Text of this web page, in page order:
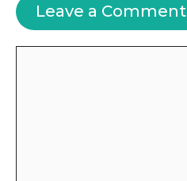
Leave a Comment